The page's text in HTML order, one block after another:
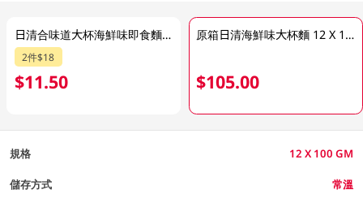
日清合味道大杯海鮮味即食麵 100GM
2件$18
$11.50
原箱日清海鮮味大杯麵 12 X 100 GM
$105.00
規格 12 X 100 GM
儲存方式 常溫